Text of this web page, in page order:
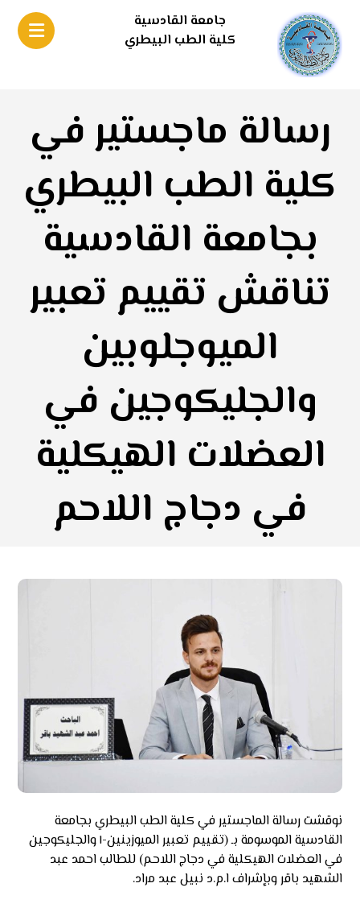
جامعة القادسية
كلية الطب البيطري
رسالة ماجستير في
كلية الطب البيطري
بجامعة القادسية
تناقش تقييم تعبير
الميوجلوبين
والجليكوجين في
العضلات الهيكلية
في دجاج اللاحم
نوقشت رسالة الماجستير في كلية الطب البيطري بجامعة
القادسية الموسومة بـ (تقييم تعبير الميوزينين-١ والجليكوجين
في العضلات الهيكلية في دجاج اللاحم) للطالب احمد عبد
الشهيد باقر وبإشراف ا.م.د نبيل عبد مراد.